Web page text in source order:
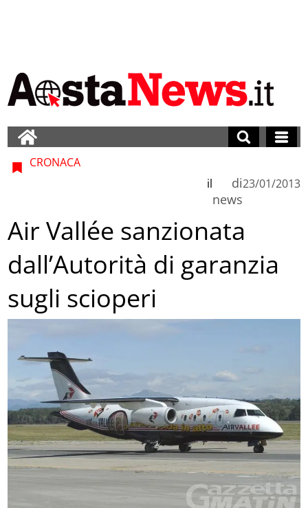
CRONACA
di
news
il 23/01/2013
Air Vallée sanzionata
dall’Autorità di garanzia
sugli scioperi